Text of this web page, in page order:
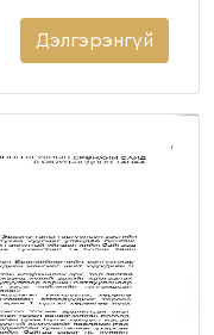
Дэлгэрэнгүй